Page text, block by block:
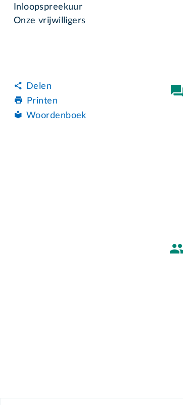
Inloopspreekuur
Onze vrijwilligers
Delen
Printen
Woordenboek